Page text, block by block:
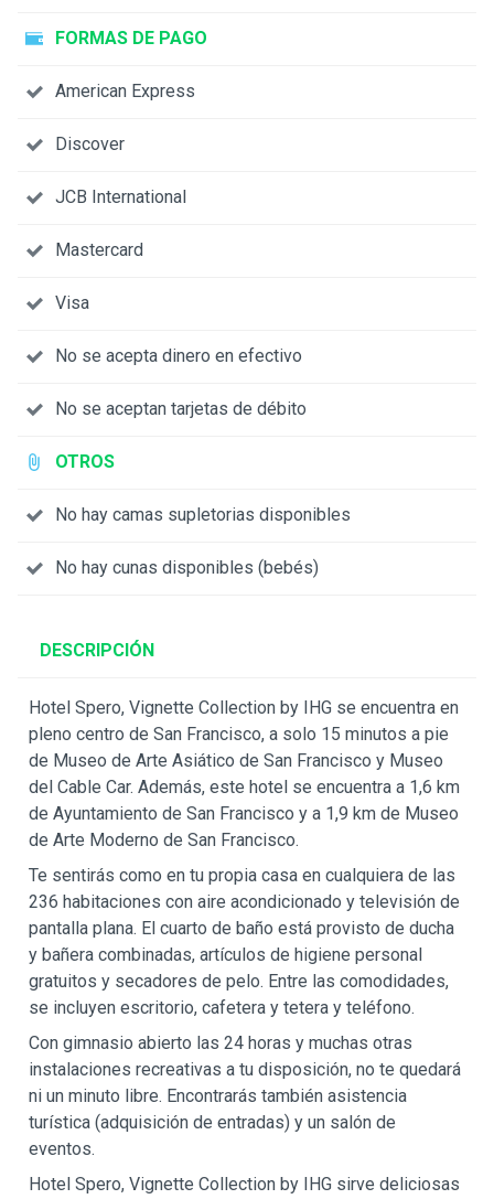
FORMAS DE PAGO
American Express
Discover
JCB International
Mastercard
Visa
No se acepta dinero en efectivo
No se aceptan tarjetas de débito
OTROS
No hay camas supletorias disponibles
No hay cunas disponibles (bebés)
DESCRIPCIÓN
Hotel Spero, Vignette Collection by IHG se encuentra en
pleno centro de San Francisco, a solo 15 minutos a pie
de Museo de Arte Asiático de San Francisco y Museo
del Cable Car. Además, este hotel se encuentra a 1,6 km
de Ayuntamiento de San Francisco y a 1,9 km de Museo
de Arte Moderno de San Francisco.
Te sentirás como en tu propia casa en cualquiera de las
236 habitaciones con aire acondicionado y televisión de
pantalla plana. El cuarto de baño está provisto de ducha
y bañera combinadas, artículos de higiene personal
gratuitos y secadores de pelo. Entre las comodidades,
se incluyen escritorio, cafetera y tetera y teléfono.
Con gimnasio abierto las 24 horas y muchas otras
instalaciones recreativas a tu disposición, no te quedará
ni un minuto libre. Encontrarás también asistencia
turística (adquisición de entradas) y un salón de
eventos.
Hotel Spero, Vignette Collection by IHG sirve deliciosas